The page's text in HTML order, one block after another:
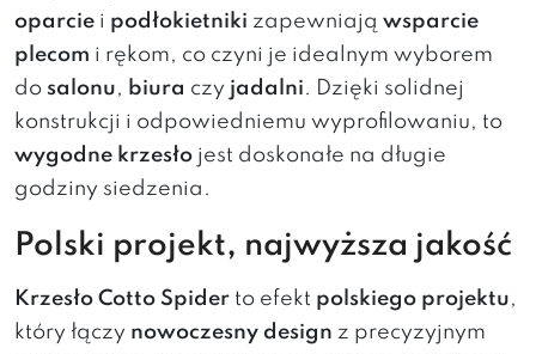
oparcie i podłokietniki zapewniają wsparcie
plecom i rękom, co czyni je idealnym wyborem
do salonu, biura czy jadalni. Dzięki solidnej
konstrukcji i odpowiedniemu wyprofilowaniu, to
wygodne krzesło jest doskonałe na długie
godziny siedzenia.
Polski projekt, najwyższa jakość
Krzesło Cotto Spider to efekt polskiego projektu,
który łączy nowoczesny design z precyzyjnym